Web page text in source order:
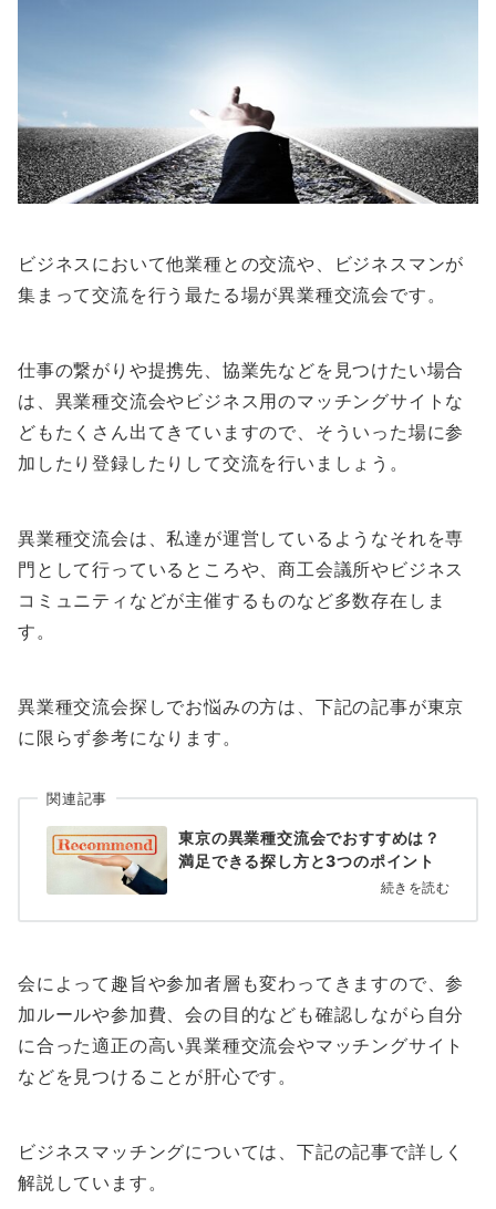
ビジネスにおいて他業種との交流や、ビジネスマンが
集まって交流を行う最たる場が異業種交流会です。
仕事の繋がりや提携先、協業先などを見つけたい場合
は、異業種交流会やビジネス用のマッチングサイトな
どもたくさん出てきていますので、そういった場に参
加したり登録したりして交流を行いましょう。
異業種交流会は、私達が運営しているようなそれを専
門として行っているところや、商工会議所やビジネス
コミュニティなどが主催するものなど多数存在しま
す。
異業種交流会探しでお悩みの方は、下記の記事が東京
に限らず参考になります。
関連記事
東京の異業種交流会でおすすめは？
満足できる探し方と3つのポイント
続きを読む
会によって趣旨や参加者層も変わってきますので、参
加ルールや参加費、会の目的なども確認しながら自分
に合った適正の高い異業種交流会やマッチングサイト
などを見つけることが肝心です。
ビジネスマッチングについては、下記の記事で詳しく
解説しています。